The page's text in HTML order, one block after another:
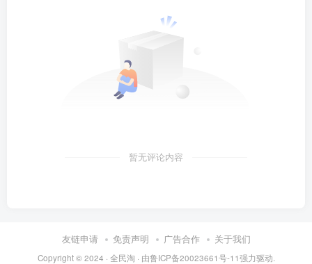
暂无评论内容
友链申请 免责声明 广告合作 关于我们
Copyright © 2024 · 全民淘 · 由鲁ICP备20023661号-11强力驱动.